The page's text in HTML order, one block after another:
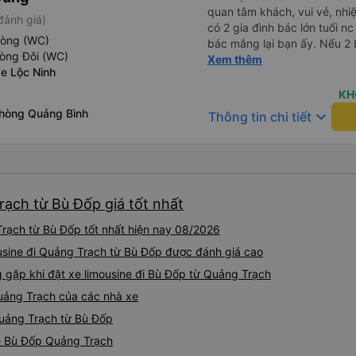
giá)
(WC)
Đôi (WC)
Lộc Ninh
Quảng Bình
quan tâm khách, vui vẻ, nhiệt tình. Trong
có 2 gia đình bác lớn tuổi
bác mắng lại bạn ấy. Nếu 2
ngược lại nha. Bạn ấy nhắc
nhau xuất hiện trong giấc mơ của mình luôn. Nên nếu
bị phản ánh thì đừng trừ
thì bảo bạn ấy liên hệ sđt
(một mình) yêu luôn.
Xem thêm
Thông tin chi tiết keyboard_arrow_down
từ Bù Đốp giá tốt nhất
từ Bù Đốp tốt nhất hiện nay 08/2026
đi Quảng Trạch từ Bù Đốp được đánh giá cao
khi đặt xe limousine đi Bù Đốp từ Quảng Trạch
Trạch của các nhà xe
Trạch từ Bù Đốp
Bù Đốp Quảng Trạch